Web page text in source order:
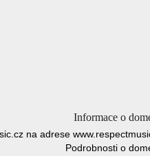
Informace o
na adrese
Podrobnosti o